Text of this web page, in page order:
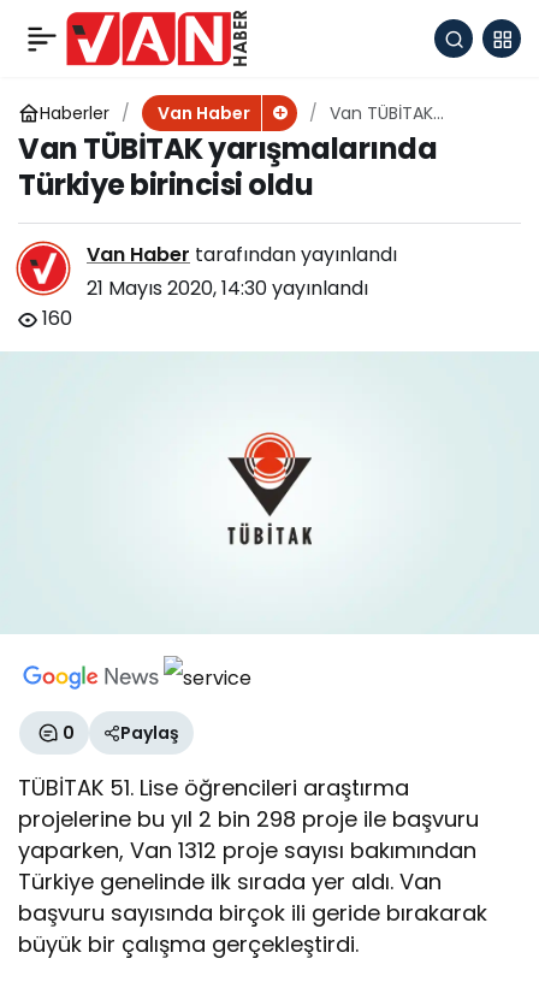
Haberler Van Haber
Van TÜBİTAK
yarışmalarında
Türkiye birincisi oldu
Van TÜBİTAK yarışmalarında
Türkiye birincisi oldu
Van Haber tarafından yayınlandı
21 Mayıs 2020, 14:30yayınlandı
160
0 Paylaş
TÜBİTAK 51. Lise öğrencileri araştırma
projelerine bu yıl 2 bin 298 proje ile başvuru
yaparken, Van 1312 proje sayısı bakımından
Türkiye genelinde ilk sırada yer aldı. Van
başvuru sayısında birçok ili geride bırakarak
büyük bir çalışma gerçekleştirdi.
İnci Kefalı Balığının
zorlu yolculuğunu
izlediler
Paylaş